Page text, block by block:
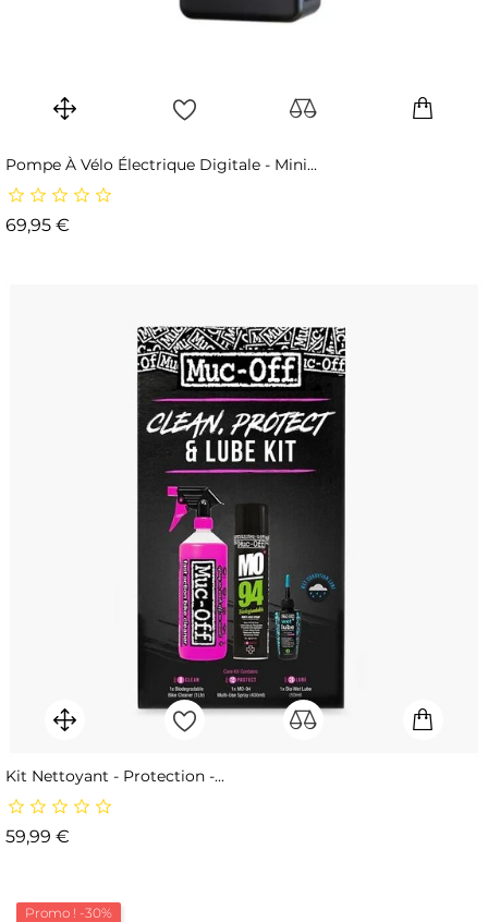
Pompe À Vélo Électrique Digitale - Mini...
69,95 €
Kit Nettoyant - Protection -...
59,99 €
Promo ! -30%